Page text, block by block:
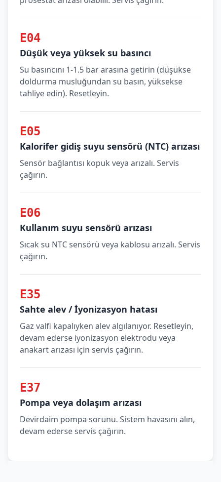
E04
Düşük veya yüksek su basıncı
Su basıncını 1-1.5 bar arasına getirin (düşükse
doldurma musluğundan su basın, yüksekse
tahliye edin). Resetleyin.
E05
Kalorifer gidiş suyu sensörü (NTC) arızası
Sensör bağlantısı kopuk veya arızalı. Servis
çağırın.
E06
Kullanım suyu sensörü arızası
Sıcak su NTC sensörü veya kablosu arızalı. Servis
çağırın.
E35
Sahte alev / İyonizasyon hatası
Gaz valfi kapalıyken alev algılanıyor. Resetleyin,
devam ederse iyonizasyon elektrodu veya
anakart arızası için servis çağırın.
E37
Pompa veya dolaşım arızası
Devirdaim pompa sorunu. Sistem havasını alın,
devam ederse servis çağırın.